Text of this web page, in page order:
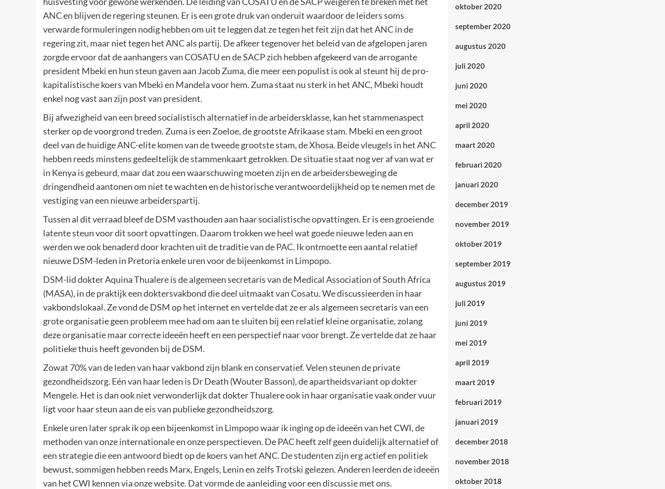
ANC en blijven de regering steunen. Er is een grote druk van onderuit waardoor de leiders soms
verwarde formuleringen nodig hebben om uit te leggen dat ze tegen het feit zijn dat het ANC in de
regering zit, maar niet tegen het ANC als partij. De afkeer tegenover het beleid van de afgelopen jaren
zorgde ervoor dat de aanhangers van COSATU en de SACP zich hebben afgekeerd van de arrogante
president Mbeki en hun steun gaven aan Jacob Zuma, die meer een populist is ook al steunt hij de pro-
kapitalistische koers van Mbeki en Mandela voor hem. Zuma staat nu sterk in het ANC, Mbeki houdt
enkel nog vast aan zijn post van president.
Bij afwezigheid van een breed socialistisch alternatief in de arbeidersklasse, kan het stammenaspect
sterker op de voorgrond treden. Zuma is een Zoeloe, de grootste Afrikaase stam. Mbeki en een groot
deel van de huidige ANC-elite komen van de tweede grootste stam, de Xhosa. Beide vleugels in het ANC
hebben reeds minstens gedeeltelijk de stammenkaart getrokken. De situatie staat nog ver af van wat er
in Kenya is gebeurd, maar dat zou een waarschuwing moeten zijn en de arbeidersbeweging de
dringendheid aantonen om niet te wachten en de historische verantwoordelijkheid op te nemen met de
vestiging van een nieuwe arbeiderspartij.
Tussen al dit verraad bleef de DSM vasthouden aan haar socialistische opvattingen. Er is een groeiende
latente steun voor dit soort opvattingen. Daarom trokken we heel wat goede nieuwe leden aan en
werden we ook benaderd door krachten uit de traditie van de PAC. Ik ontmoette een aantal relatief
nieuwe DSM-leden in Pretoria enkele uren voor de bijeenkomst in Limpopo.
DSM-lid dokter Aquina Thualere is de algemeen secretaris van de Medical Association of South Africa
(MASA), in de praktijk een doktersvakbond die deel uitmaakt van Cosatu. We discussieerden in haar
vakbondslokaal. Ze vond de DSM op het internet en vertelde dat ze er als algemeen secretaris van een
grote organisatie geen probleem mee had om aan te sluiten bij een relatief kleine organisatie, zolang
deze organisatie maar correcte ideeën heeft en een perspectief naar voor brengt. Ze vertelde dat ze haar
politieke thuis heeft gevonden bij de DSM.
Zowat 70% van de leden van haar vakbond zijn blank en conservatief. Velen steunen de private
gezondheidszorg. Eén van haar leden is Dr Death (Wouter Basson), de apartheidsvariant op dokter
Mengele. Het is dan ook niet verwonderlijk dat dokter Thualere ook in haar organisatie vaak onder vuur
ligt voor haar steun aan de eis van publieke gezondheidszorg.
Enkele uren later sprak ik op een bijeenkomst in Limpopo waar ik inging op de ideeën van het CWI, de
methoden van onze internationale en onze perspectieven. De PAC heeft zelf geen duidelijk alternatief of
een strategie die een antwoord biedt op de koers van het ANC. De studenten zijn erg actief en politiek
bewust, sommigen hebben reeds Marx, Engels, Lenin en zelfs Trotski gelezen. Anderen leerden de ideeën
van het CWI kennen via onze website. Dat vormde de aanleiding voor een discussie met ons.
oktober 2020
september 2020
augustus 2020
juli 2020
juni 2020
mei 2020
april 2020
maart 2020
februari 2020
januari 2020
december 2019
november 2019
oktober 2019
september 2019
augustus 2019
juli 2019
juni 2019
mei 2019
april 2019
maart 2019
februari 2019
januari 2019
december 2018
november 2018
oktober 2018